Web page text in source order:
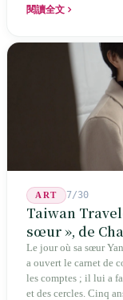
transformaient cette
jusqu'aux manuels
閱讀全文
ART 7/30
Taiwan
sœur », de
Le jour où sa sœur
a ouvert le carnet de
les comptes ; il lui a
et des cercles. Cinq